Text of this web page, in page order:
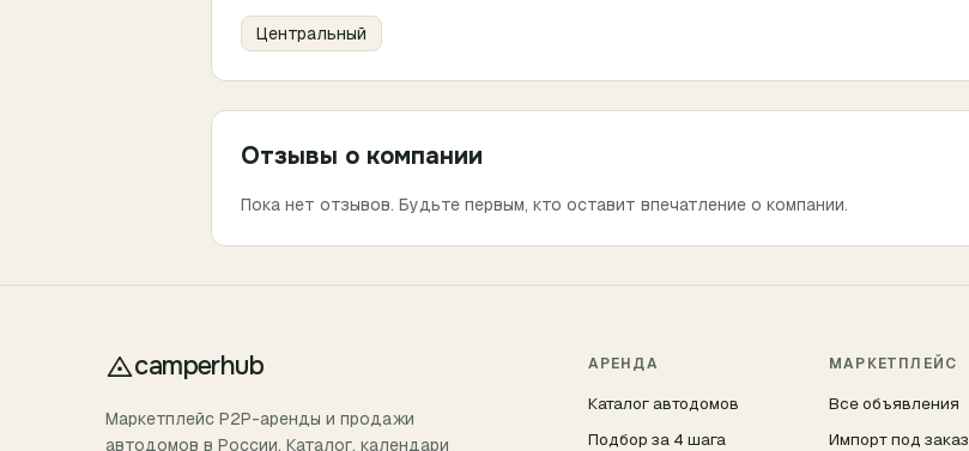
Центральный
Отзывы о компании
Пока нет отзывов. Будьте первым, кто оставит впечатление о компании.
camperhub
Маркетплейс P2P-аренды и продажи
автодомов в России. Каталог, календари
АРЕНДА
Каталог автодомов
Подбор за 4 шага
МАРКЕТПЛЕЙС
Все объявления
Импорт под заказ